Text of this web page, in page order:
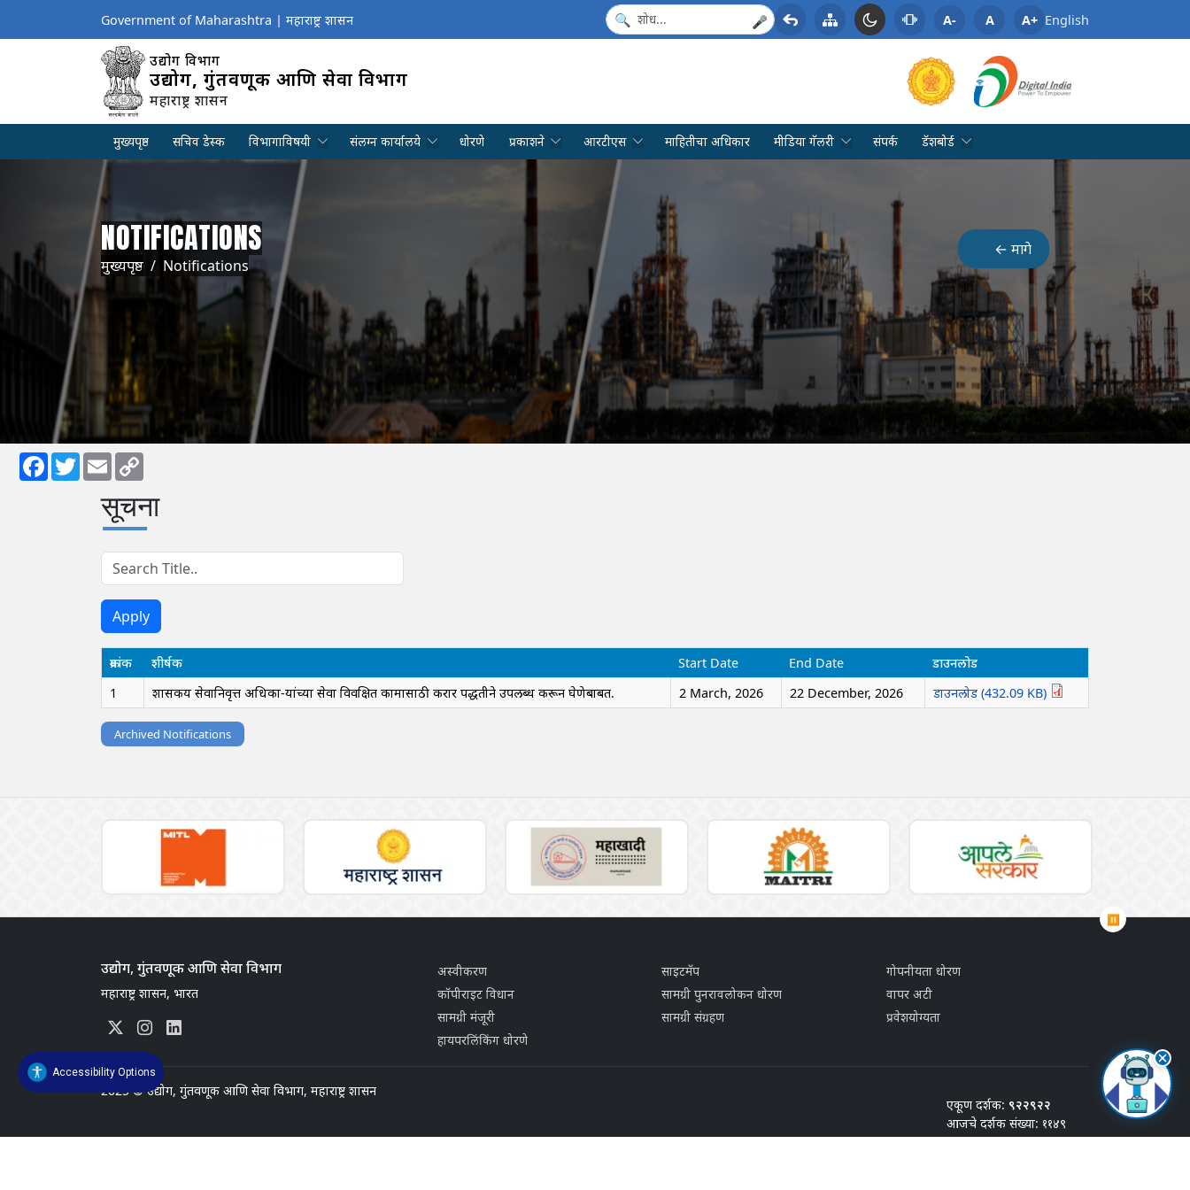
Government of Maharashtra | महाराष्ट्र शासन 🎤 A- A A+ English
उद्योग विभाग
उद्योग, गुंतवणूक आणि सेवा विभाग
महाराष्ट्र शासन
मुख्यपृष्ठ सचिव डेस्क विभागाविषयी संलग्न कार्यालये धोरणे प्रकाशने आरटीएस माहितीचा अधिकार मीडिया गॅलरी संपर्क डॅशबोर्ड
NOTIFICATIONS
Breadcrumb
मुख्यपृष्ठ Notifications
← मागे
FacebookTwitterEmail
Link
सूचना
क्रमांक शीर्षक Start Date End Date
डाउनलोड
1
शासकीय सेवानिवृत्त अधिका-यांच्या सेवा विवक्षित कामासाठी करार पद्धतीने उपलब्ध करून घेणेबाबत. 2 March, 2026 22 December, 2026 डाउनलोड (432.09 KB)
Archived Notifications
⏸
उद्योग, गुंतवणूक आणि सेवा विभाग
महाराष्ट्र शासन, भारत
अस्वीकरण साइटमॅप
गोपनीयता धोरण
कॉपीराइट विधान
सामग्री पुनरावलोकन धोरण
वापर अटी
सामग्री मंजूरी
सामग्री संग्रहण
प्रवेशयोग्यता
हायपरलिंकिंग धोरणे
2025 ©उद्योग, गुंतवणूक आणि सेवा विभाग, महाराष्ट्र शासन
एकूण दर्शक: ९२२९२२
आजचे दर्शक संख्या: ११४९
Accessibility Options